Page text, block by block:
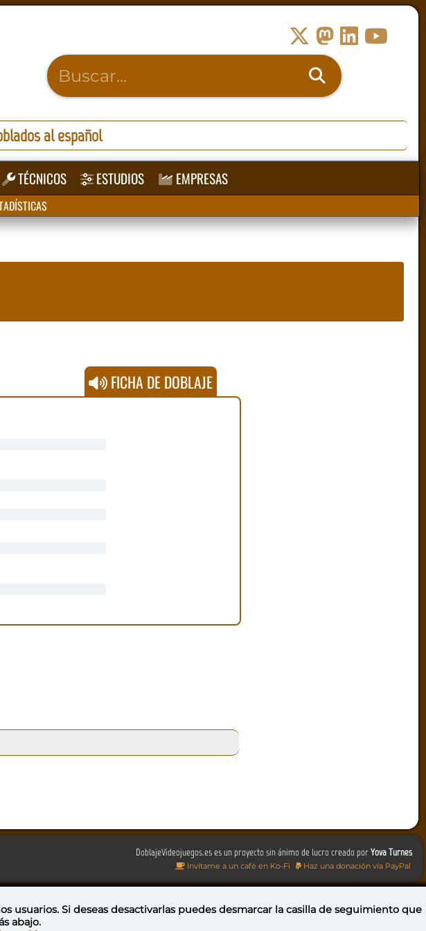
al español
TÉCNICOS ESTUDIOS EMPRESAS
FICHA DE DOBLAJE
DoblajeVideojuegos.es es un proyecto sin ánimo de lucro creado porYova Turnes
Invítame a un café en Ko-Fi Haz una donación vía PayPal
CompartirIgual 4.0 Internacional
usuarios. Si deseas desactivarlas puedesdesmarcar la casilla de seguimiento que
abajo.